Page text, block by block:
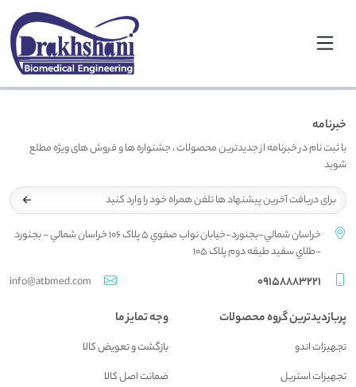
خبرنامه
با ثبت نام در خبرنامه از جدیدترین محصولات ، جشنواره ها و فروش های ویژه مطلع
شوید
خراسان شمالي-بجنورد-خيابان نواب صفوي 5 پلاک 106 خراسان شمالي - بجنورد
-طلاي سفيد طبقه دوم پلاک 105
09158883221
info@atbmed.com
پربازدیدترین گروه محصولات
تجهیزات اندو
تجهیزات استریل
وجه تمایز ما
بازگشت و تعويض کالا
ضمانت اصل کالا